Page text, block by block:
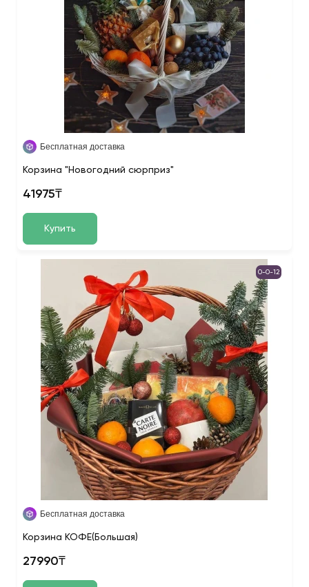
Бесплатная доставка
Корзина "Новогодний сюрприз"
41975₸
Купить
0-0-12
Бесплатная доставка
Корзина КОФЕ(Большая)
27990₸